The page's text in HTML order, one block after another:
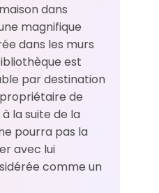
dans
magnifique
dans les murs
est
par destination
de
la suite de la
pourra pas la
avec lui
comme un